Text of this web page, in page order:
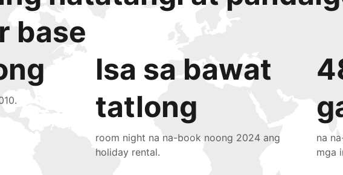
base
Isa sa bawat
tatlong
room night na na-book noong 2024 ang
holiday rental.
na
mga